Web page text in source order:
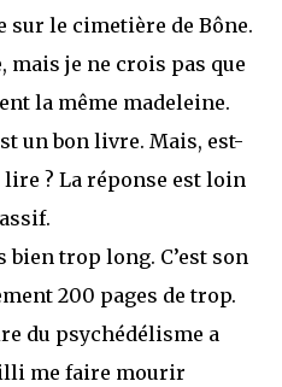
sur le cimetière de Bône.
mais je ne crois pas que
la même madeleine.
un bon livre. Mais, est-
lire ? La réponse est loin
bien trop long. C’est son
200 pages de trop.
du psychédélisme a
me faire mourir